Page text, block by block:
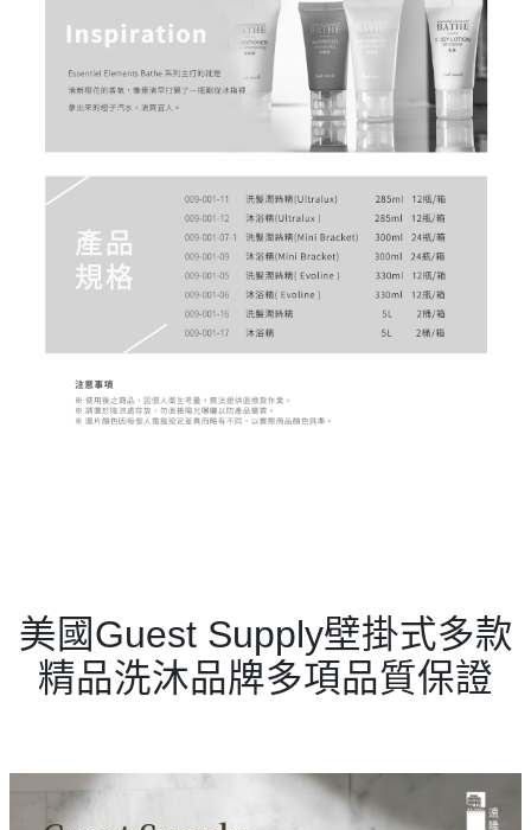
美國Guest Supply壁掛式多款
精品洗沐品牌多項品質保證